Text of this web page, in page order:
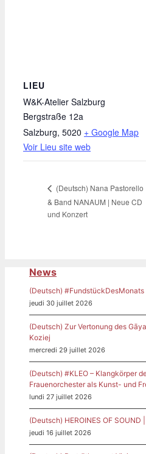
LIEU
W&K-Atelier Salzburg
Bergstraße 12a
Salzburg, 5020 + Google Map
Voir Lieu site web
(Deutsch) Nana Pastorello
& Band NANAUM | Neue CD
und Konzert
News
(Deutsch)
jeudi 30 juillet 2026
(Deutsch) Zur Vertonung des
Koziej
mercredi 29 juillet 2026
(Deutsch) #KLEO – Klangkörper
Frauenorchester als Kunst- und
lundi 27 juillet 2026
(Deutsch) HEROINES OF SOUND
jeudi 16 juillet 2026